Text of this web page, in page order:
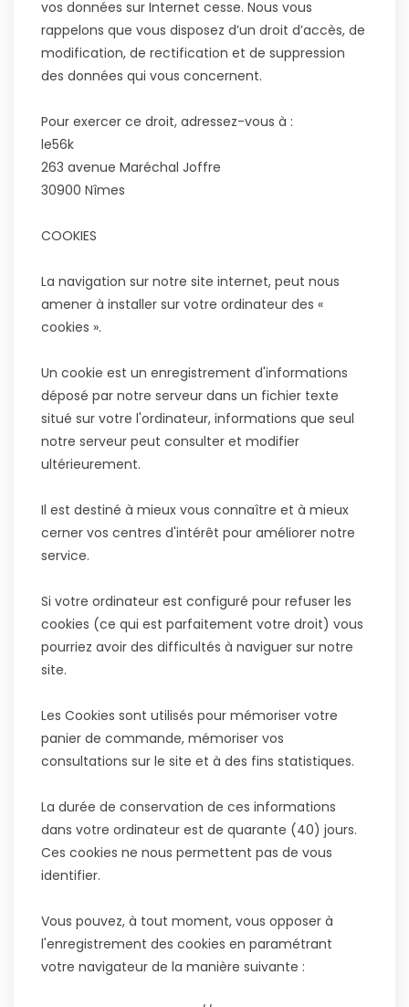
vos données sur Internet cesse. Nous vous
rappelons que vous disposez d’un droit d’accès, de
modification, de rectification et de suppression
des données qui vous concernent.
Pour exercer ce droit, adressez-vous à :
le56k
263 avenue Maréchal Joffre
30900 Nîmes
COOKIES
La navigation sur notre site internet, peut nous
amener à installer sur votre ordinateur des «
cookies ».
Un cookie est un enregistrement d'informations
déposé par notre serveur dans un fichier texte
situé sur votre l'ordinateur, informations que seul
notre serveur peut consulter et modifier
ultérieurement.
Il est destiné à mieux vous connaître et à mieux
cerner vos centres d'intérêt pour améliorer notre
service.
Si votre ordinateur est configuré pour refuser les
cookies (ce qui est parfaitement votre droit) vous
pourriez avoir des difficultés à naviguer sur notre
site.
Les Cookies sont utilisés pour mémoriser votre
panier de commande, mémoriser vos
consultations sur le site et à des fins statistiques.
La durée de conservation de ces informations
dans votre ordinateur est de quarante (40) jours.
Ces cookies ne nous permettent pas de vous
identifier.
Vous pouvez, à tout moment, vous opposer à
l'enregistrement des cookies en paramétrant
votre navigateur de la manière suivante :